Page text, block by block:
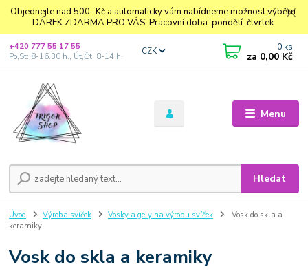
Objednejte nad 500,-Kč a automaticky vám nabídneme možnost výběru:
DÁREK ZDARMA PRO VÁS. Pracovní doba: pondělí-čtvrtek.
Menu
CZK
Hledat
+420 777 55 17 55
Po,St: 8-16.30 h., Út,Čt: 8-14 h.
0 ks
za 0,00 Kč
Úvod Výroba svíček Vosky a gely na výrobu svíček
Vosk do skla a
keramiky
Vosk do skla a keramiky